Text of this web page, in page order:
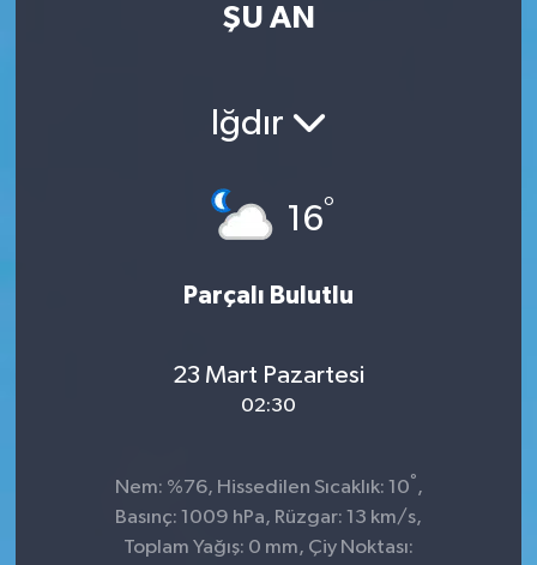
ŞU AN
Iğdır
16°
Parçalı Bulutlu
23 Mart Pazartesi
02:30
Nem: %76, Hissedilen Sıcaklık: 10° ,
Basınç: 1009 hPa, Rüzgar: 13 km/s,
Toplam Yağış: 0 mm, Çiy Noktası: